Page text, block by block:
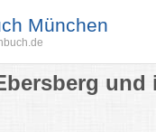
München
und